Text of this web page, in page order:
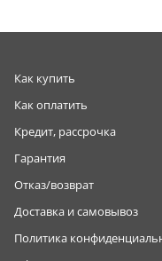
Как купить
Как оплатить
Кредит, рассрочка
Гарантия
Отказ/возврат
Доставка и самовывоз
Политика